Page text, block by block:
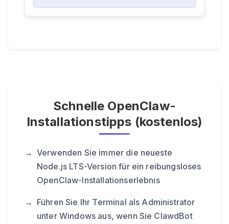
Schnelle OpenClaw-
Installationstipps (kostenlos)
Verwenden Sie immer die neueste
Node.js LTS-Version für ein reibungsloses
OpenClaw-Installationserlebnis
Führen Sie Ihr Terminal als Administrator
unter Windows aus, wenn Sie ClawdBot